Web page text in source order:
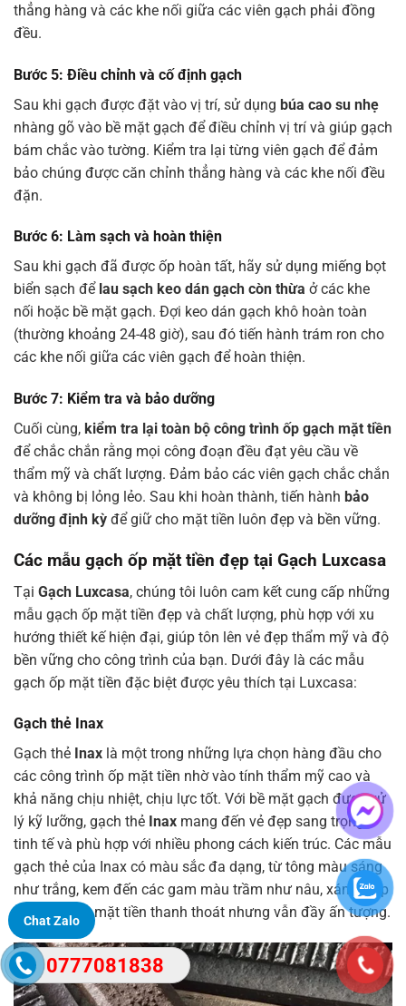
thẳng hàng và các khe nối giữa các viên gạch phải đồng
đều.
Bước 5: Điều chỉnh và cố định gạch
Sau khi gạch được đặt vào vị trí, sử dụng búa cao su nhẹ
nhàng gõ vào bề mặt gạch để điều chỉnh vị trí và giúp gạch
bám chắc vào tường. Kiểm tra lại từng viên gạch để đảm
bảo chúng được căn chỉnh thẳng hàng và các khe nối đều
đặn.
Bước 6: Làm sạch và hoàn thiện
Sau khi gạch đã được ốp hoàn tất, hãy sử dụng miếng bọt
biển sạch để lau sạch keo dán gạch còn thừa ở các khe
nối hoặc bề mặt gạch. Đợi keo dán gạch khô hoàn toàn
(thường khoảng 24-48 giờ), sau đó tiến hành trám ron cho
các khe nối giữa các viên gạch để hoàn thiện.
Bước 7: Kiểm tra và bảo dưỡng
Cuối cùng, kiểm tra lại toàn bộ công trình ốp gạch mặt tiền
để chắc chắn rằng mọi công đoạn đều đạt yêu cầu về
thẩm mỹ và chất lượng. Đảm bảo các viên gạch chắc chắn
và không bị lỏng lẻo. Sau khi hoàn thành, tiến hành bảo
dưỡng định kỳ để giữ cho mặt tiền luôn đẹp và bền vững.
Các mẫu gạch ốp mặt tiền đẹp tại Gạch Luxcasa
Tại Gạch Luxcasa, chúng tôi luôn cam kết cung cấp những
mẫu gạch ốp mặt tiền đẹp và chất lượng, phù hợp với xu
hướng thiết kế hiện đại, giúp tôn lên vẻ đẹp thẩm mỹ và độ
bền vững cho công trình của bạn. Dưới đây là các mẫu
gạch ốp mặt tiền đặc biệt được yêu thích tại Luxcasa:
Gạch thẻ Inax
Gạch thẻ Inax là một trong những lựa chọn hàng đầu cho
các công trình ốp mặt tiền nhờ vào tính thẩm mỹ cao và
khả năng chịu nhiệt, chịu lực tốt. Với bề mặt gạch được xử
lý kỹ lưỡng, gạch thẻ Inax mang đến vẻ đẹp sang trọng,
tinh tế và phù hợp với nhiều phong cách kiến trúc. Các mẫu
gạch thẻ của Inax có màu sắc đa dạng, từ tông màu sáng
như trắng, kem đến các gam màu trầm như nâu, xám, giúp
tạo nên một mặt tiền thanh thoát nhưng vẫn đầy ấn tượng.
Chat Zalo
0777081838